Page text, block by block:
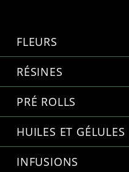
FLEURS
RÉSINES
PRÉ ROLLS
HUILES ET GÉLULES
INFUSIONS